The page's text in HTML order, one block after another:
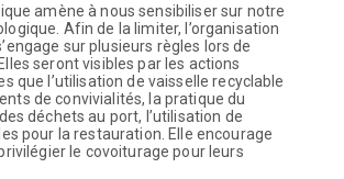
amène à nous sensibiliser sur notre
Afinde la limiter, l’organisation
sur plusieurs règles lors de
seront visibles par les actions
que l’utilisation de vaisselle recyclable
de convivialités, la pratique du
déchets au port, l’utilisation de
pour la restauration. Elle encourage
le covoiturage pour leurs